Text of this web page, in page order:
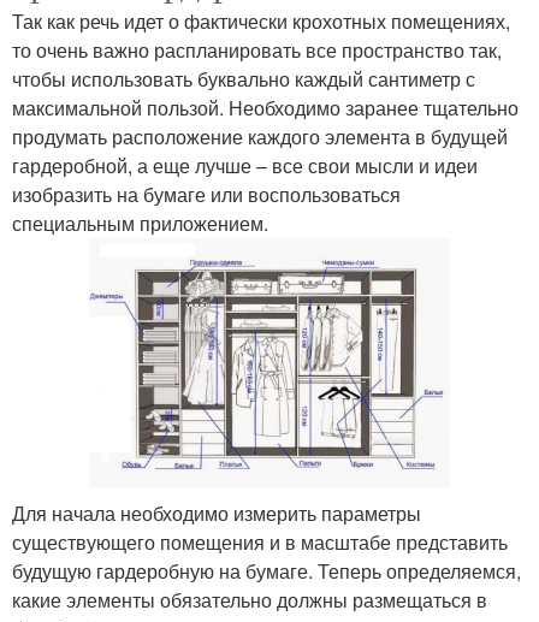
Так как речь идет о фактически крохотных помещениях,
то очень важно распланировать все пространство так,
чтобы использовать буквально каждый сантиметр с
максимальной пользой. Необходимо заранее тщательно
продумать расположение каждого элемента в будущей
гардеробной, а еще лучше – все свои мысли и идеи
изобразить на бумаге или воспользоваться
специальным приложением.
Для начала необходимо измерить параметры
существующего помещения и в масштабе представить
будущую гардеробную на бумаге. Теперь определяемся,
какие элементы обязательно должны размещаться в